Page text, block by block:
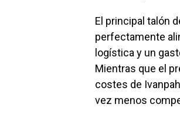
El principal talón
perfectamente
logística y un
Mientras que el
costes de
vez menos